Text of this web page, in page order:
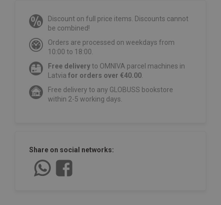
Discount on full price items. Discounts cannot
be combined!
Orders are processed on weekdays from
10:00 to 18:00.
Free deliveryto OMNIVA parcel machines in
Latvia for orders over €40.00
Free delivery to any GLOBUSS bookstore
within 2-5 working days.
Share on social networks: